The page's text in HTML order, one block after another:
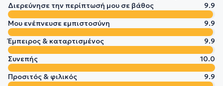
Διερεύνησε την περίπτωσή μου σε βάθος
9.9
Μου ενέπνευσε εμπιστοσύνη
9.9
Έμπειρος & καταρτισμένος
9.9
Συνεπής
10.0
Προσιτός & φιλικός
9.9